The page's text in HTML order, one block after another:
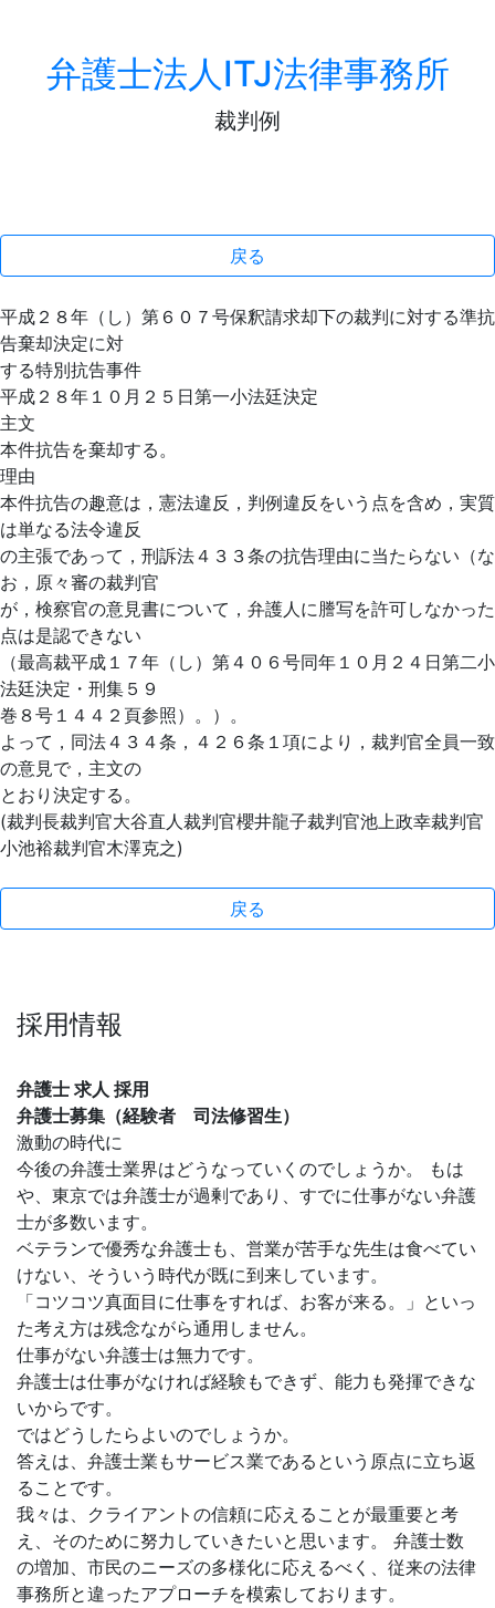
弁護士法人ITJ法律事務所
裁判例
戻る
平成２８年（し）第６０７号保釈請求却下の裁判に対する準抗
告棄却決定に対
する特別抗告事件
平成２８年１０月２５日第一小法廷決定
主文
本件抗告を棄却する。
理由
本件抗告の趣意は，憲法違反，判例違反をいう点を含め，実質
は単なる法令違反
の主張であって，刑訴法４３３条の抗告理由に当たらない（な
お，原々審の裁判官
が，検察官の意見書について，弁護人に謄写を許可しなかった
点は是認できない
（最高裁平成１７年（し）第４０６号同年１０月２４日第二小
法廷決定・刑集５９
巻８号１４４２頁参照）。）。
よって，同法４３４条，４２６条１項により，裁判官全員一致
の意見で，主文の
とおり決定する。
(裁判長裁判官大谷直人裁判官櫻井龍子裁判官池上政幸裁判官
小池裕裁判官木澤克之)
戻る
採用情報
弁護士 求人 採用
弁護士募集（経験者 司法修習生）
激動の時代に
今後の弁護士業界はどうなっていくのでしょうか。 もは
や、東京では弁護士が過剰であり、すでに仕事がない弁護
士が多数います。
ベテランで優秀な弁護士も、営業が苦手な先生は食べてい
けない、そういう時代が既に到来しています。
「コツコツ真面目に仕事をすれば、お客が来る。」といっ
た考え方は残念ながら通用しません。
仕事がない弁護士は無力です。
弁護士は仕事がなければ経験もできず、能力も発揮できな
いからです。
ではどうしたらよいのでしょうか。
答えは、弁護士業もサービス業であるという原点に立ち返
ることです。
我々は、クライアントの信頼に応えることが最重要と考
え、そのために努力していきたいと思います。 弁護士数
の増加、市民のニーズの多様化に応えるべく、従来の法律
事務所と違ったアプローチを模索しております。